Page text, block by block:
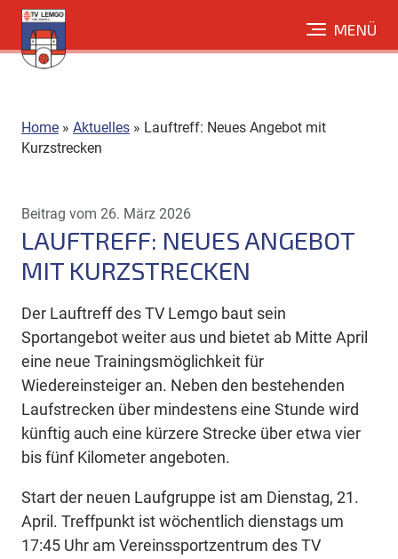
Direkt
zum
Inhalt
MENÜ
Home » Aktuelles » Lauftreff: Neues Angebot mit
Kurzstrecken
Beitrag vom 26. März 2026
LAUFTREFF: NEUES ANGEBOT
MIT KURZSTRECKEN
Der Lauftreff des TV Lemgo baut sein
Sportangebot weiter aus und bietet ab Mitte April
eine neue Trainingsmöglichkeit für
Wiedereinsteiger an. Neben den bestehenden
Laufstrecken über mindestens eine Stunde wird
künftig auch eine kürzere Strecke über etwa vier
bis fünf Kilometer angeboten.
Start der neuen Laufgruppe ist am Dienstag, 21.
April. Treffpunkt ist wöchentlich dienstags um
17:45 Uhr am Vereinssportzentrum des TV